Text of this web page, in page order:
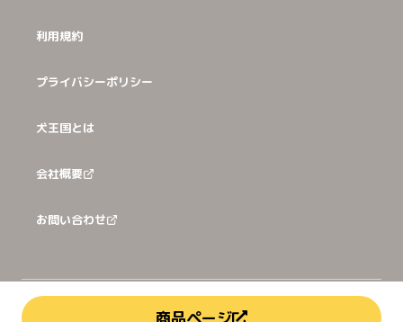
利用規約
プライバシーポリシー
犬王国とは
会社概要
お問い合わせ
2026犬猫王国株式会社